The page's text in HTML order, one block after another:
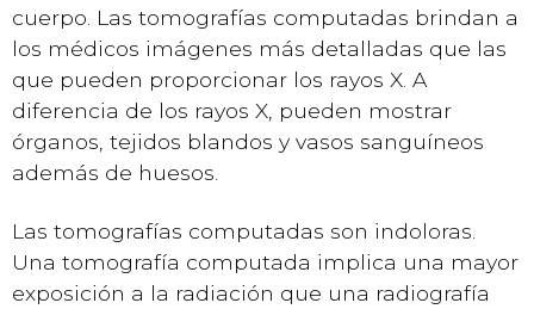
cuerpo. Las tomografías computadas brindan a
los médicos imágenes más detalladas que las
que pueden proporcionar los rayos X. A
diferencia de los rayos X, pueden mostrar
órganos, tejidos blandos y vasos sanguíneos
además de huesos.
Las tomografías computadas son indoloras.
Una tomografía computada implica una mayor
exposición a la radiación que una radiografía